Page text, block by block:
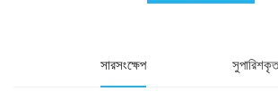
সারসংক্ষেপ